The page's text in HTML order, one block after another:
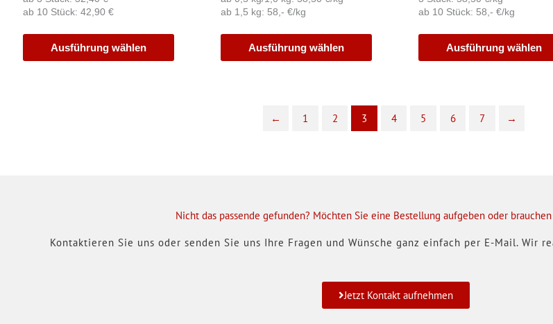
ab 10 Stück: 42,90 €
Ausführung wählen
ab 1,5 kg: 58,- €/kg
Ausführung wählen
ab 10 Stück: 58,- €/kg
Ausführung wählen
← 1 2 3 4 5 6 7 →
Nicht das passende gefunden? Möchten Sie eine Bestellung aufgeben oder
Kontaktieren Sie uns oder senden Sie uns Ihre Fragen und Wünsche ganz einfach per E-Mail. Wir
Jetzt Kontakt aufnehmen